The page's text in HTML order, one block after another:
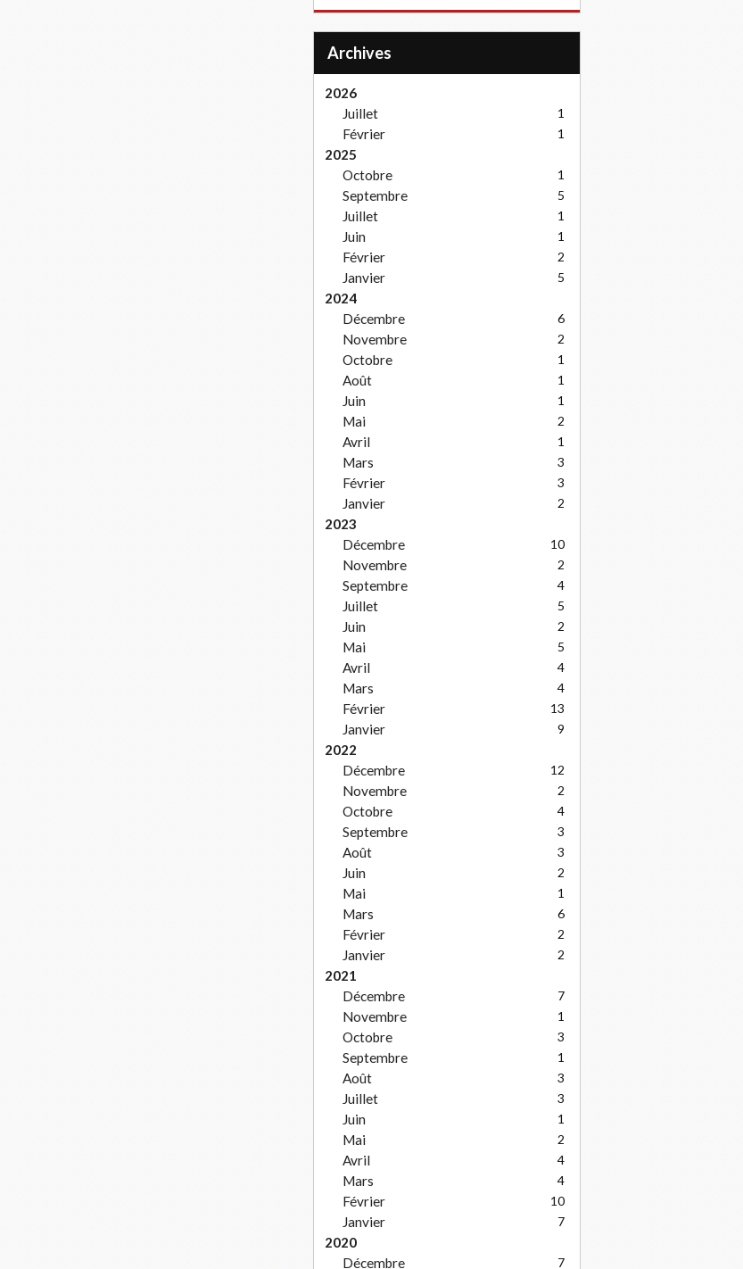
Archives
2026
Juillet
1
Février 1
2025
Octobre
1
Septembre 5
Juillet 1
Juin 1
Février 2
Janvier 5
2024
Décembre
6
Novembre 2
Octobre 1
Août 1
Juin 1
Mai 2
Avril 1
Mars 3
Février 3
Janvier 2
2023
Décembre
10
Novembre 2
Septembre 4
Juillet 5
Juin 2
Mai 5
Avril 4
Mars 4
Février 13
Janvier 9
2022
Décembre
12
Novembre 2
Octobre 4
Septembre 3
Août 3
Juin 2
Mai 1
Mars 6
Février 2
Janvier 2
2021
Décembre
7
Novembre 1
Octobre 3
Septembre 1
Août 3
Juillet 3
Juin 1
Mai 2
Avril 4
Mars 4
Février 10
Janvier 7
2020
Décembre
7